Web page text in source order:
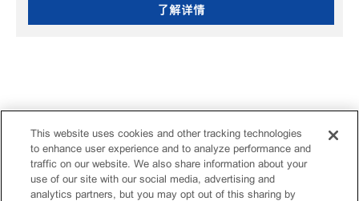
了解详情
This website uses cookies and other tracking technologies
to enhance user experience and to analyze performance and
traffic on our website. We also share information about your
use of our site with our social media, advertising and
analytics partners, but you may opt out of this sharing by